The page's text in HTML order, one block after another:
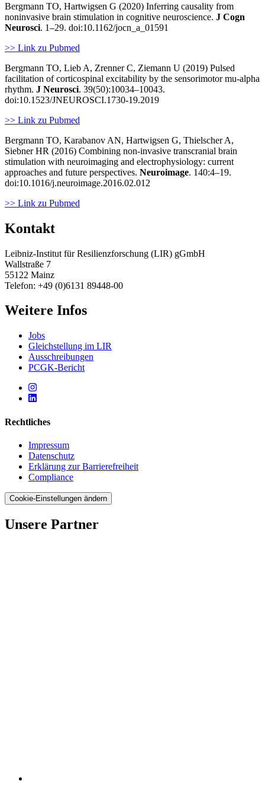
Bergmann TO, Hartwigsen G (2020) Inferring causality from
noninvasive brain stimulation in cognitive neuroscience. J Cogn
Neurosci. 1–29. doi:10.1162/jocn_a_01591
>> Link zu Pubmed
Bergmann TO, Lieb A, Zrenner C, Ziemann U (2019) Pulsed
facilitation of corticospinal excitability by the sensorimotor mu-alpha
rhythm. J Neurosci. 39(50):10034–10043.
doi:10.1523/JNEUROSCI.1730-19.2019
>> Link zu Pubmed
Bergmann TO, Karabanov AN, Hartwigsen G, Thielscher A,
Siebner HR (2016) Combining non-invasive transcranial brain
stimulation with neuroimaging and electrophysiology: current
approaches and future perspectives. Neuroimage. 140:4–19.
doi:10.1016/j.neuroimage.2016.02.012
>> Link zu Pubmed
Kontakt
Leibniz-Institut für Resilienzforschung (LIR) gGmbH
Wallstraße 7
55122 Mainz
Telefon: +49 (0)6131 89448-00
Weitere Infos
Jobs
Gleichstellung im LIR
Ausschreibungen
PCGK-Bericht
Rechtliches
Impressum
Datenschutz
Erklärung zur Barrierefreiheit
Compliance
Cookie-Einstellungen ändern
Unsere Partner